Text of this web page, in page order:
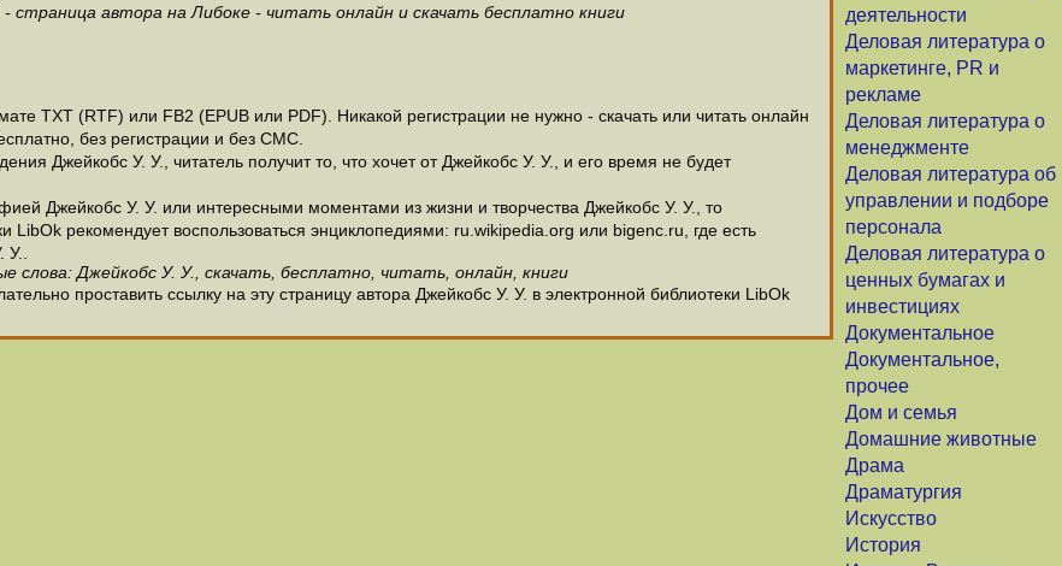
деятельности
Деловая литература о
маркетинге, PR и
рекламе
Деловая литература о
менеджменте
Деловая литература об
управлении и подборе
персонала
Деловая литература о
ценных бумагах и
инвестициях
Документальное
Документальное,
прочее
Дом и семья
Домашние животные
Драма
Драматургия
Искусство
История
страница автора на Либоке - читать онлайн и скачать бесплатно книги
ТХТ (RTF) или FB2 (EPUB или PDF). Никакой регистрации не нужно - скачать или читать онлайн
без регистрации и без СМС.
Джейкобс У. У., читатель получит то, что хочет от Джейкобс У. У., и его время не будет
Джейкобс У. У. или интересными моментами из жизни и творчества Джейкобс У. У., то
LibOk рекомендует воспользоваться энциклопедиями: ru.wikipedia.org или bigenc.ru, где есть
У..
слова: Джейкобс У. У., скачать, бесплатно, читать, онлайн, книги
проставить ссылку на эту страницу автора Джейкобс У. У. в электронной библиотеки LibOk